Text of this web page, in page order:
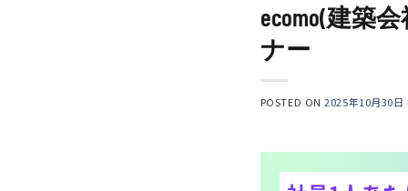
ecomo(建築
ナー
POSTED ON2025年10月30日